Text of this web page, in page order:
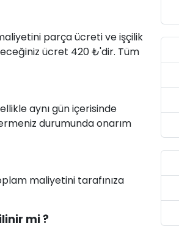
parça ücreti ve işçilik
ücret 420 ₺'dir. Tüm
aynı gün içerisinde
durumunda onarım
maliyetini tarafınıza
mi ?